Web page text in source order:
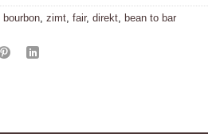
bourbon, zimt, fair, direkt, bean to bar